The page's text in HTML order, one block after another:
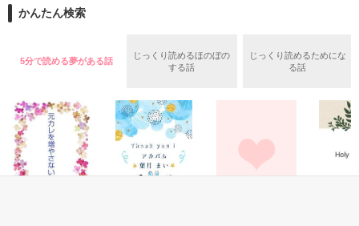
作品を読む
「必要とされたい」
かんたん検索
5分で読める夢がある話
じっくり読めるほのぼの
する話
じっくり読めるためにな
る話